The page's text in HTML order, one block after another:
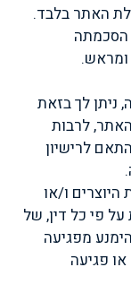
האתר בלבד.
הסכמתה
ניתן לך בזאת
לרבות
לרישיון
ו/או
על פי כל דין, של
מפגיעה
פגיעה